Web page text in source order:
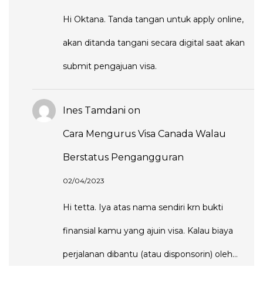
Hi Oktana. Tanda tangan untuk apply online,
akan ditanda tangani secara digital saat akan
submit pengajuan visa.
Ines Tamdani on
Cara Mengurus Visa Canada Walau
Berstatus Pengangguran
02/04/2023
Hi tetta. Iya atas nama sendiri krn bukti
finansial kamu yang ajuin visa. Kalau biaya
perjalanan dibantu (atau disponsorin) oleh…